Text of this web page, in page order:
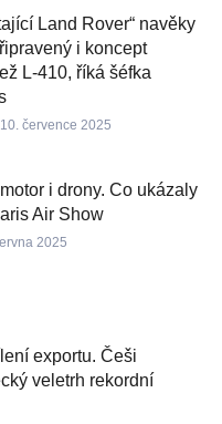
Land Rover“ navěky
i koncept
L-410, říká šéfka
července 2025
i drony. Co ukázaly
Air Show
2025
exportu. Češi
veletrh rekordní